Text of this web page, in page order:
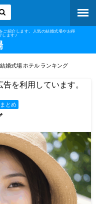
ご紹介します。人気の結婚式場やお得
します♪
結婚式場 ホテル ランキング
を利用しています。
とめ